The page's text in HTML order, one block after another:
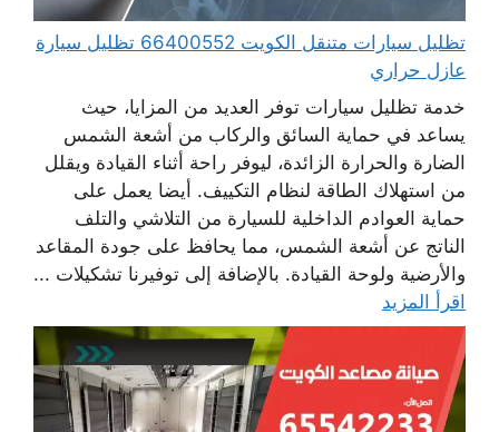
تظليل سيارات متنقل الكويت 66400552 تظليل سيارة
عازل حراري
خدمة تظليل سيارات توفر العديد من المزايا، حيث
يساعد في حماية السائق والركاب من أشعة الشمس
الضارة والحرارة الزائدة، ليوفر راحة أثناء القيادة ويقلل
من استهلاك الطاقة لنظام التكييف. أيضا يعمل على
حماية العوادم الداخلية للسيارة من التلاشي والتلف
الناتج عن أشعة الشمس، مما يحافظ على جودة المقاعد
والأرضية ولوحة القيادة. بالإضافة إلى توفيرنا تشكيلات ...
اقرأ المزيد